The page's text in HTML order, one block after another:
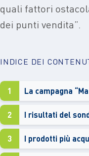
quali fattori
dei punti vendita”.
INDICE DEI
1 La campagna
2 I risultati del
3 I prodotti più